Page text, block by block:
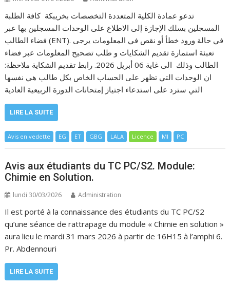
تدعو عمادة الكلية المتعددة التخصصات بخريبكة كافة الطلبة
المسجلين بسلك الإجازة إلى الاطلاع على الوحدات المسجلين بها عبر
فضاء الطالب (ENT). في حالة ورود خطأ أو نقص في المعلومات يرجى
تعبئة استمارة تقديم الشكايات و طلب تصحيح المعلومات عبر فضاء
الطالب وذلك الى غاية 06 أبريل 2026. رابط تقديم الشكاية ملاحظة:
ان الوحدات التي تظهر على الحساب الخاص بكل طالب هي نفسها
التي سترد على استدعاء اجتياز إمتحانات الدورة الربيعية العادية
LIRE LA SUITE
Avis en vedette EG ET GBG LALA Licence MI PC
Avis aux étudiants du TC PC/S2. Module:
Chimie en Solution.
lundi 30/03/2026 Administration
Il est porté à la connaissance des étudiants du TC PC/S2
qu’une séance de rattrapage du module « Chimie en solution »
aura lieu le mardi 31 mars 2026 à partir de 16H15 à l’amphi 6.
Pr. Abdennouri
LIRE LA SUITE